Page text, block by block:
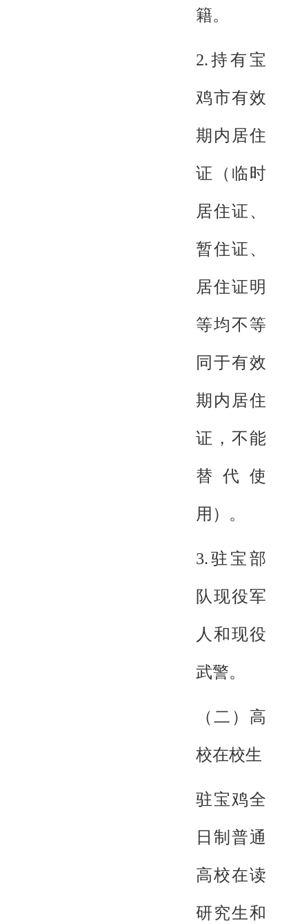
籍。
2.持有宝
鸡市有效
期内居住
证（临时
居住证、
暂住证、
居住证明
等均不等
同于有效
期内居住
证，不能
替代使
用）。
3.驻宝部
队现役军
人和现役
武警。
（二）高
校在校生
驻宝鸡全
日制普通
高校在读
研究生和